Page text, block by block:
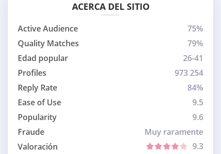
ACERCA DEL SITIO
Active Audience
75%
Quality Matches
79%
Edad popular
26-41
Profiles
973 254
Reply Rate
84%
Ease of Use
9.5
Popularity
9.6
Fraude
Muy raramente
Valoración
9.3